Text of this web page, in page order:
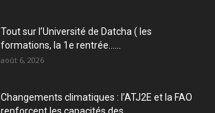
Tout sur l’Université de Datcha ( les
formations, la 1e rentrée…...
août 6, 2026
Changements climatiques : l’ATJ2E et la FAO